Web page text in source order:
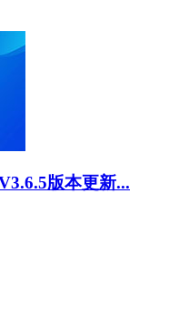
版本更新...